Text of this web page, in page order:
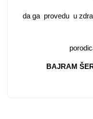
da ga provedu u
BAJRAM